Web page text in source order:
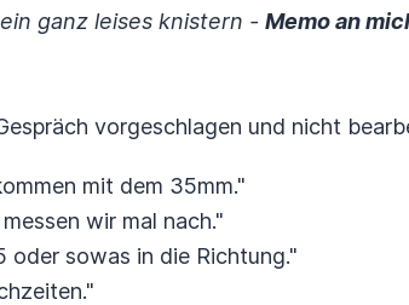
ganz leises knistern - Memo an
vorgeschlagen und nicht
mit dem 35mm."
wir mal nach."
oder sowas in die Richtung."